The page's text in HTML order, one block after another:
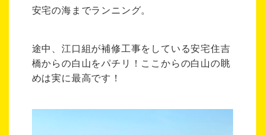
安宅の海までランニング。
途中、江口組が補修工事をしている安宅住吉
橋からの白山をパチリ！ここからの白山の眺
めは実に最高です！